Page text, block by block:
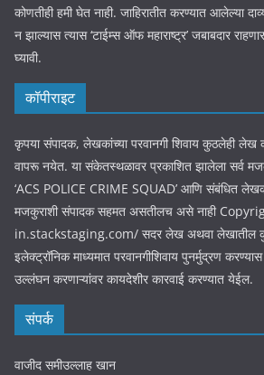
कोणतीही हमी घेत नाही. जाहिरातीत करण्यात आलेल्या
न झाल्यास त्यास ‘टाईम्स ऑफ महाराष्ट्र’ जबाबदार
घ्यावी.
कॉपीराइट
कृपया संपादक, लेखकांच्या परवानगी शिवाय कुठलेही लेख
वापरू नयेत. या संकेतस्थळावर प्रकाशित झालेला सर्व
‘ACS POLICE CRIME SQUAD’ आणि संबंधित
मजकुराशी संपादक सहमत असतीलच असे नाही
in.stackstaging.com/ सदर लेख अथवा लेखातील
इलेक्ट्रॉनिक माध्यमात परवानगीशिवाय पुनर्मुद्रण
उल्लंघन करणाऱ्यांवर कायदेशीर कारवाई करण्यात येईल.
संपर्क
वाजीद समीउल्लाह खान